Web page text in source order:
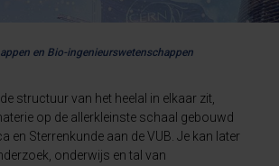
en Bio-ingenieurswetenschappen
structuur van het heelal in elkaar zit,
op de allerkleinste schaal gebouwd
en Sterrenkunde aan de VUB. Je kan later
onderwijs en tal van